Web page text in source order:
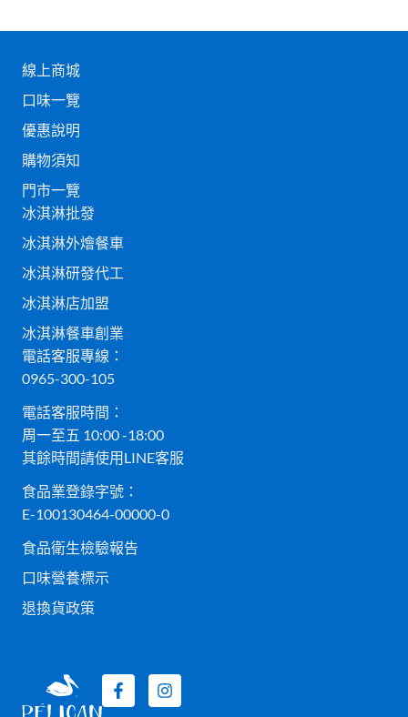
線上商城
口味一覽
優惠說明
購物須知
門市一覽
冰淇淋批發
冰淇淋外燴餐車
冰淇淋研發代工
冰淇淋店加盟
冰淇淋餐車創業
電話客服專線：
0965-300-105
電話客服時間：
周一至五 10:00 -18:00
其餘時間請使用LINE客服
食品業登錄字號：
E-100130464-00000-0
食品衛生檢驗報告
口味營養標示
退換貨政策